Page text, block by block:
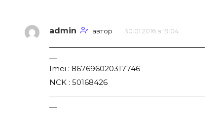
admin автор 30.01.2016 в 19:04
—————————————————————
—
Imei : 867696020317746
NCK : 50168426
—————————————————————
—